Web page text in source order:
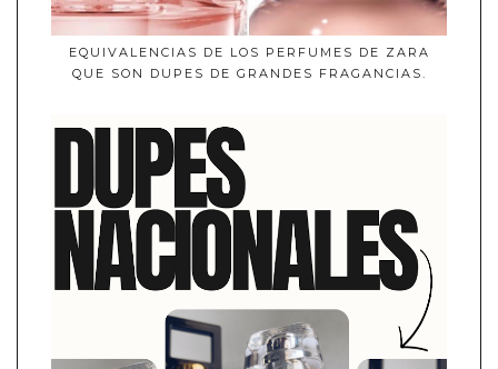
EQUIVALENCIAS DE LOS PERFUMES DE ZARA
QUE SON DUPES DE GRANDES FRAGANCIAS.